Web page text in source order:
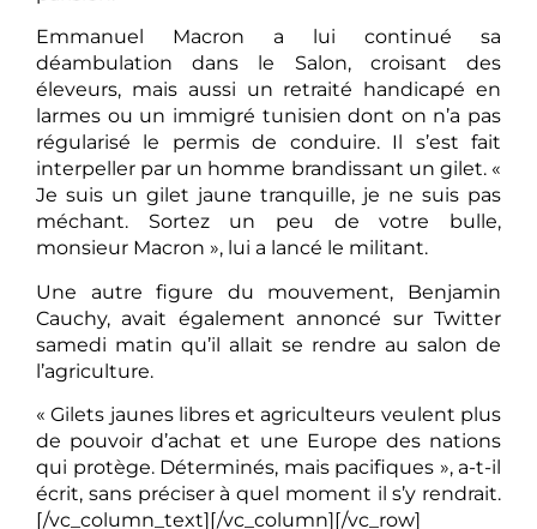
Emmanuel Macron a lui continué sa
déambulation dans le Salon, croisant des
éleveurs, mais aussi un retraité handicapé en
larmes ou un immigré tunisien dont on n’a pas
régularisé le permis de conduire. Il s’est fait
interpeller par un homme brandissant un gilet. «
Je suis un gilet jaune tranquille, je ne suis pas
méchant. Sortez un peu de votre bulle,
monsieur Macron », lui a lancé le militant.
Une autre figure du mouvement, Benjamin
Cauchy, avait également annoncé sur Twitter
samedi matin qu’il allait se rendre au salon de
l’agriculture.
« Gilets jaunes libres et agriculteurs veulent plus
de pouvoir d’achat et une Europe des nations
qui protège. Déterminés, mais pacifiques », a-t-il
écrit, sans préciser à quel moment il s’y rendrait.
[/vc_column_text][/vc_column][/vc_row]